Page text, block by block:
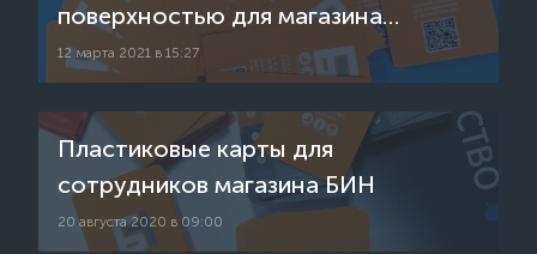
поверхностью для магазина
спецодежды ООО "БиН"
12 марта 2021 в 15:27
Пластиковые карты для
сотрудников магазина БИН
20 августа 2020 в 09:00